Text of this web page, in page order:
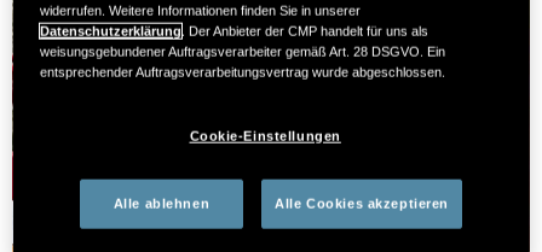
widerrufen. Weitere Informationen finden Sie in unserer
Datenschutzerklärung. Der Anbieter der CMP handelt für uns als
weisungsgebundener Auftragsverarbeiter gemäß Art. 28 DSGVO. Ein
entsprechender Auftragsverarbeitungsvertrag wurde abgeschlossen.
Cookie-Einstellungen
Alle ablehnen Alle Cookies akzeptieren